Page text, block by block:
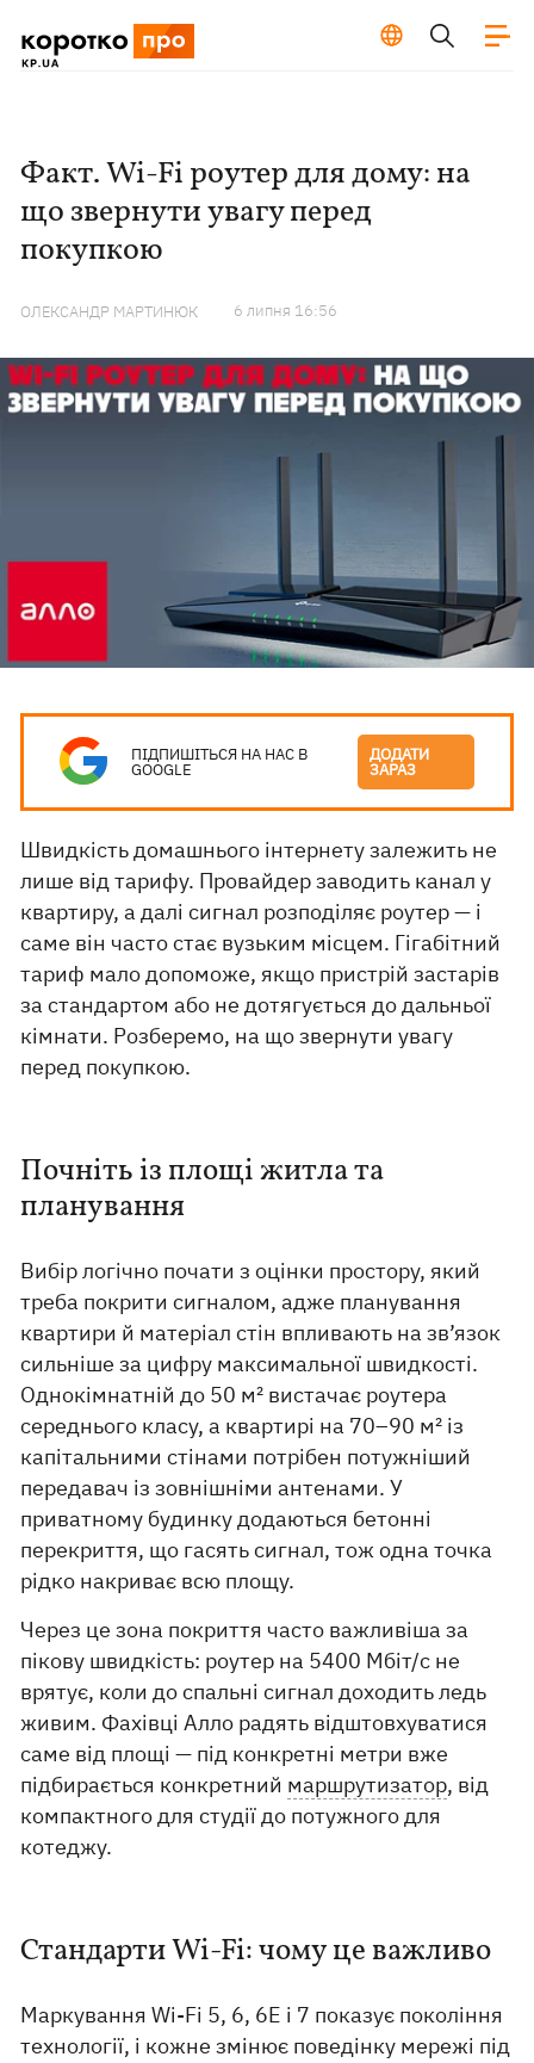
Факт. Wi-Fi роутер для дому: на
що звернути увагу перед
покупкою
ОЛЕКСАНДР МАРТИНЮК 6 липня 16:56
ПІДПИШІТЬСЯ НА НАС В
GOOGLE
ДОДАТИ
ЗАРАЗ
Швидкість домашнього інтернету залежить не
лише від тарифу. Провайдер заводить канал у
квартиру, а далі сигнал розподіляє роутер — і
саме він часто стає вузьким місцем. Гігабітний
тариф мало допоможе, якщо пристрій застарів
за стандартом або не дотягується до дальньої
кімнати. Розберемо, на що звернути увагу
перед покупкою.
Почніть із площі житла та
планування
Вибір логічно почати з оцінки простору, який
треба покрити сигналом, адже планування
квартири й матеріал стін впливають на зв’язок
сильніше за цифру максимальної швидкості.
Однокімнатній до 50 м² вистачає роутера
середнього класу, а квартирі на 70–90 м² із
капітальними стінами потрібен потужніший
передавач із зовнішніми антенами. У
приватному будинку додаються бетонні
перекриття, що гасять сигнал, тож одна точка
рідко накриває всю площу.
Через це зона покриття часто важливіша за
пікову швидкість: роутер на 5400 Мбіт/с не
врятує, коли до спальні сигнал доходить ледь
живим. Фахівці Алло радять відштовхуватися
саме від площі — під конкретні метри вже
підбирається конкретний маршрутизатор, від
компактного для студії до потужного для
котеджу.
Стандарти Wi-Fi: чому це важливо
Маркування Wi-Fi 5, 6, 6E і 7 показує покоління
технології, і кожне змінює поведінку мережі під